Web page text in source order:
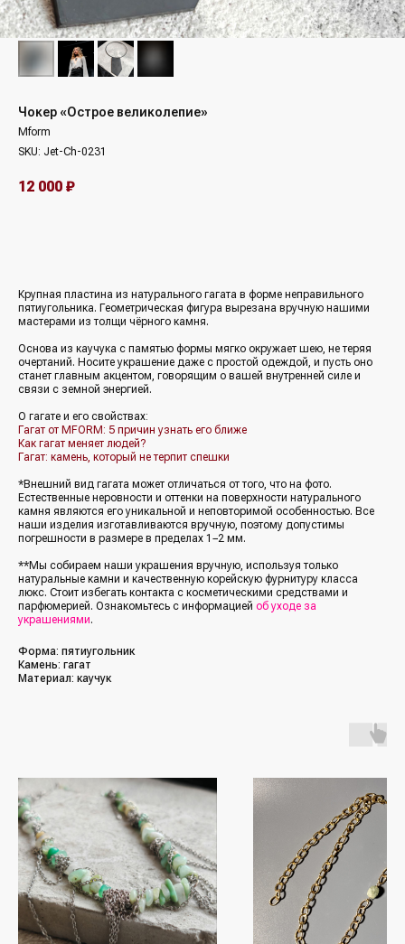
Чокер «Острое великолепие»
Mform
SKU: Jet-Ch-0231
12 000 ₽
Крупная пластина из натурального гагата в форме неправильного
пятиугольника. Геометрическая фигура вырезана вручную нашими
мастерами из толщи чёрного камня.
Основа из каучука с памятью формы мягко окружает шею, не теряя
очертаний. Носите украшение даже с простой одеждой, и пусть оно
станет главным акцентом, говорящим о вашей внутренней силе и
связи с земной энергией.
О гагате и его свойствах:
Гагат от MFORM: 5 причин узнать его ближе
Как гагат меняет людей?
Гагат: камень, который не терпит спешки
*Внешний вид гагата может отличаться от того, что на фото.
Естественные неровности и оттенки на поверхности натурального
камня являются его уникальной и неповторимой особенностью. Все
наши изделия изготавливаются вручную, поэтому допустимы
погрешности в размере в пределах 1−2 мм.
**Мы собираем наши украшения вручную, используя только
натуральные камни и качественную корейскую фурнитуру класса
люкс. Стоит избегать контакта с косметическими средствами и
парфюмерией. Ознакомьтесь с информацией об уходе за
украшениями.
Форма: пятиугольник
Камень: гагат
Материал: каучук
/Покупателям/
Доставка и оплата
Наши друзья
(другие бренды)
Обмен и возврат
Контакты и реквизиты
(Фейсбук, ФБ), Instagram (Инстаграм, Инста),
Meta (Мета) — являются экстремистскими
организациями, деятельность которых
запрещена в РФ с 21 марта 2022 года
Колье
FAQ
Браслеты
Аксессуары
Для мужчин